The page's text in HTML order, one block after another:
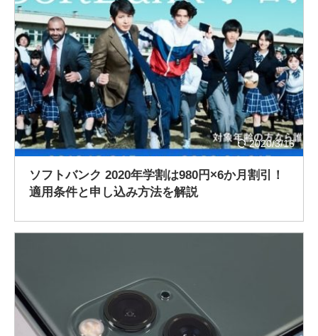
2020/3/16
ソフトバンク 2020年学割は980円×6か月割引！
適用条件と申し込み方法を解説